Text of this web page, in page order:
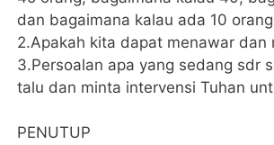
dan bagaimana kalau ada 10
2.Apakah kita dapat menawar
3.Persoalan apa yang sedang sdr
talu dan minta intervensi Tuhan
PENUTUP